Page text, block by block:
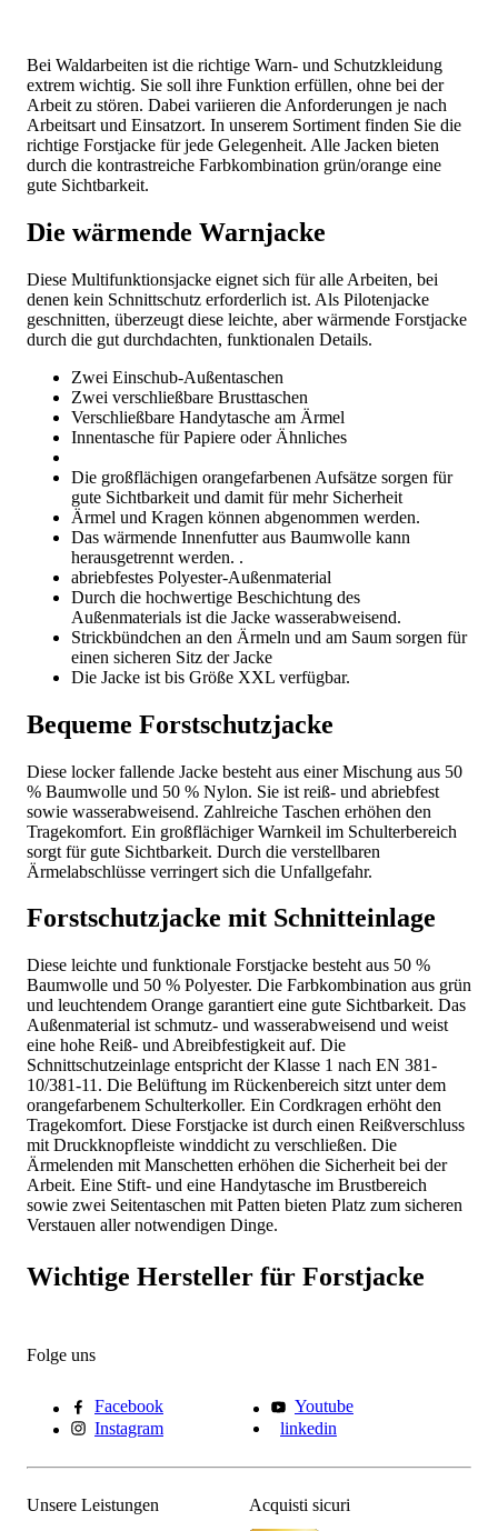
Bei Waldarbeiten ist die richtige Warn- und Schutzkleidung
extrem wichtig. Sie soll ihre Funktion erfüllen, ohne bei der
Arbeit zu stören. Dabei variieren die Anforderungen je nach
Arbeitsart und Einsatzort. In unserem Sortiment finden Sie die
richtige Forstjacke für jede Gelegenheit. Alle Jacken bieten
durch die kontrastreiche Farbkombination grün/orange eine
gute Sichtbarkeit.
Die wärmende Warnjacke
Diese Multifunktionsjacke eignet sich für alle Arbeiten, bei
denen kein Schnittschutz erforderlich ist. Als Pilotenjacke
geschnitten, überzeugt diese leichte, aber wärmende Forstjacke
durch die gut durchdachten, funktionalen Details.
Zwei Einschub-Außentaschen
Zwei verschließbare Brusttaschen
Verschließbare Handytasche am Ärmel
Innentasche für Papiere oder Ähnliches
Die großflächigen orangefarbenen Aufsätze sorgen für
gute Sichtbarkeit und damit für mehr Sicherheit
Ärmel und Kragen können abgenommen werden.
Das wärmende Innenfutter aus Baumwolle kann
herausgetrennt werden. .
abriebfestes Polyester-Außenmaterial
Durch die hochwertige Beschichtung des
Außenmaterials ist die Jacke wasserabweisend.
Strickbündchen an den Ärmeln und am Saum sorgen für
einen sicheren Sitz der Jacke
Die Jacke ist bis Größe XXL verfügbar.
Bequeme Forstschutzjacke
Diese locker fallende Jacke besteht aus einer Mischung aus 50
% Baumwolle und 50 % Nylon. Sie ist reiß- und abriebfest
sowie wasserabweisend. Zahlreiche Taschen erhöhen den
Tragekomfort. Ein großflächiger Warnkeil im Schulterbereich
sorgt für gute Sichtbarkeit. Durch die verstellbaren
Ärmelabschlüsse verringert sich die Unfallgefahr.
Forstschutzjacke mit Schnitteinlage
Diese leichte und funktionale Forstjacke besteht aus 50 %
Baumwolle und 50 % Polyester. Die Farbkombination aus grün
und leuchtendem Orange garantiert eine gute Sichtbarkeit. Das
Außenmaterial ist schmutz- und wasserabweisend und weist
eine hohe Reiß- und Abreibfestigkeit auf. Die
Schnittschutzeinlage entspricht der Klasse 1 nach EN 381-
10/381-11. Die Belüftung im Rückenbereich sitzt unter dem
orangefarbenem Schulterkoller. Ein Cordkragen erhöht den
Tragekomfort. Diese Forstjacke ist durch einen Reißverschluss
mit Druckknopfleiste winddicht zu verschließen. Die
Ärmelenden mit Manschetten erhöhen die Sicherheit bei der
Arbeit. Eine Stift- und eine Handytasche im Brustbereich
sowie zwei Seitentaschen mit Patten bieten Platz zum sicheren
Verstauen aller notwendigen Dinge.
Wichtige Hersteller für Forstjacke
Folge uns
Facebook
Youtube
Instagram
linkedin
Unsere Leistungen
Acquisti sicuri